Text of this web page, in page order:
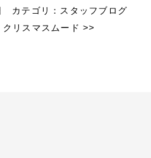
カテゴリ： スタッフブログ
クリスマスムード>>